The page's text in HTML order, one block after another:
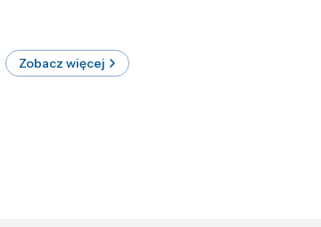
Zobacz więcej